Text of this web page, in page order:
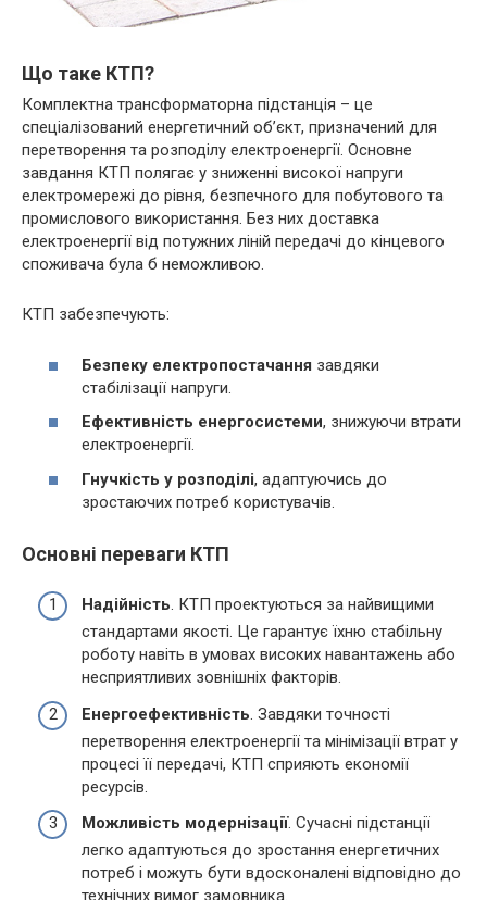
Що таке КТП?
Комплектна трансформаторна підстанція – це
спеціалізований енергетичний об’єкт, призначений для
перетворення та розподілу електроенергії. Основне
завдання КТП полягає у зниженні високої напруги
електромережі до рівня, безпечного для побутового та
промислового використання. Без них доставка
електроенергії від потужних ліній передачі до кінцевого
споживача була б неможливою.
КТП забезпечують:
Безпеку електропостачання завдяки
стабілізації напруги.
Ефективність енергосистеми, знижуючи втрати
електроенергії.
Гнучкість у розподілі, адаптуючись до
зростаючих потреб користувачів.
Основні переваги КТП
Надійність. КТП проектуються за найвищими
стандартами якості. Це гарантує їхню стабільну
роботу навіть в умовах високих навантажень або
несприятливих зовнішніх факторів.
Енергоефективність . Завдяки точності
перетворення електроенергії та мінімізації втрат у
процесі її передачі, КТП сприяють економії
ресурсів.
Можливість модернізації. Сучасні підстанції
легко адаптуються до зростання енергетичних
потреб і можуть бути вдосконалені відповідно до
технічних вимог замовника.